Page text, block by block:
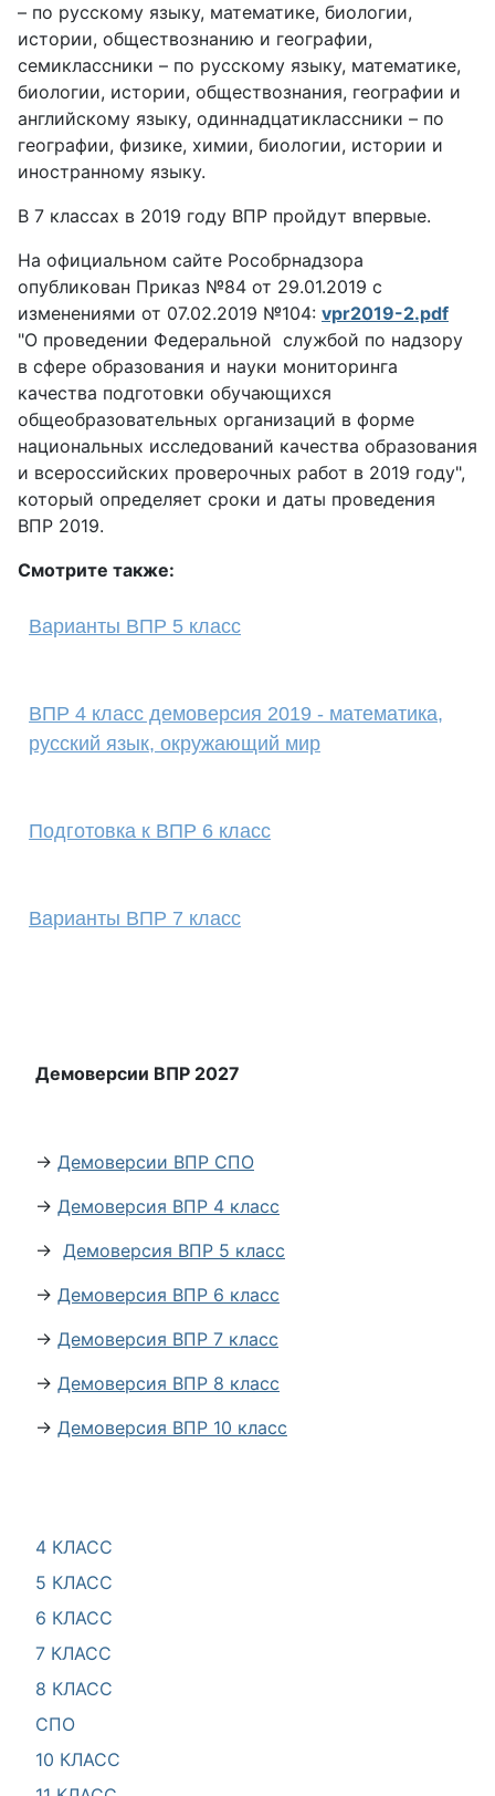
4 КЛАСС
5 КЛАСС
6 КЛАСС
7 КЛАСС
8 КЛАСС
СПО
10 КЛАСС
– по русскому языку, математике, биологии,
истории, обществознанию и географии,
семиклассники – по русскому языку, математике,
биологии, истории, обществознания, географии и
английскому языку, одиннадцатиклассники – по
географии, физике, химии, биологии, истории и
иностранному языку.
В 7 классах в 2019 году ВПР пройдут впервые.
На официальном сайте Рособрнадзора
опубликован Приказ №84 от 29.01.2019 с
изменениями от 07.02.2019 №104: vpr2019-2.pdf
"О проведении Федеральной службой по надзору
в сфере образования и науки мониторинга
качества подготовки обучающихся
общеобразовательных организаций в форме
национальных исследований качества образования
и всероссийских проверочных работ в 2019 году",
который определяет сроки и даты проведения
ВПР 2019.
Смотрите также:
Варианты ВПР 5 класс
ВПР 4 класс демоверсия 2019 - математика,
русский язык, окружающий мир
Подготовка к ВПР 6 класс
Варианты ВПР 7 класс
Демоверсии ВПР 2027
→ Демоверсии ВПР СПО
→ Демоверсия ВПР 4 класс
→ Демоверсия ВПР 5 класс
→ Демоверсия ВПР 6 класс
→ Демоверсия ВПР 7 класс
→ Демоверсия ВПР 8 класс
→ Демоверсия ВПР 10 класс